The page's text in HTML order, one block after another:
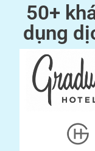
50+
dụng